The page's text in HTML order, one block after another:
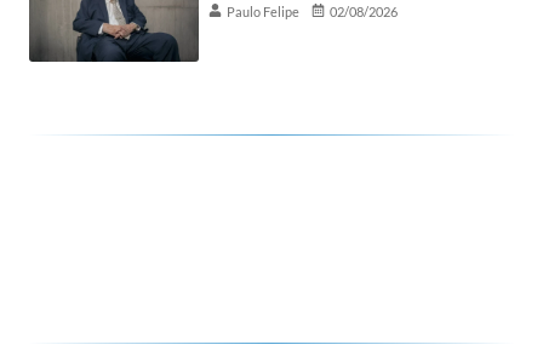
Paulo Felipe 02/08/2026